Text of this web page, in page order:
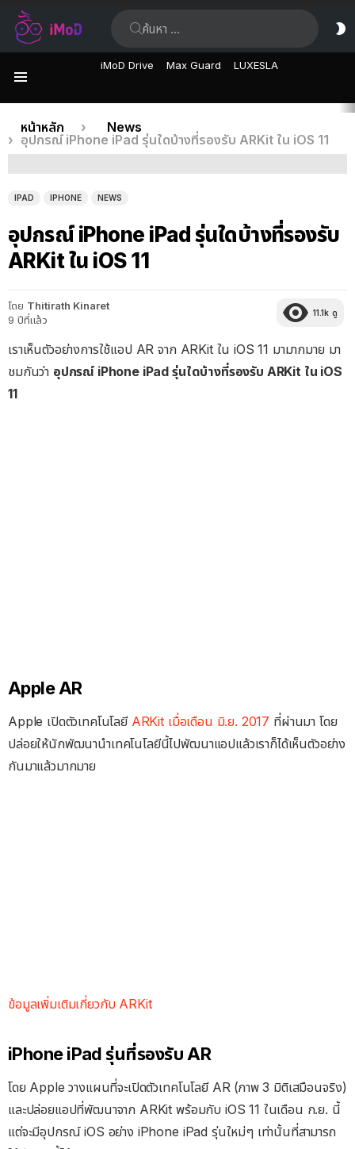
iMoD Drive Max Guard LUXESLA
เรื่อง
ล่าสุด
คุณอยู่ที่นี่:
หน้าหลัก
News
อุปกรณ์ iPhone iPad รุ่นใดบ้างที่รองรับ ARKit ใน iOS 11
IPAD IPHONE NEWS
อุปกรณ์ iPhone iPad รุ่นใดบ้างที่รองรับ
ARKit ใน iOS 11
โดย Thitirath Kinaret
9 ปีที่แล้ว
11.1k ดู
เราเห็นตัวอย่างการใช้แอป AR จาก ARKit ใน iOS 11 มามากมาย มา
ชมกันว่า อุปกรณ์ iPhone iPad รุ่นใดบ้างที่รองรับ ARKit ใน iOS
11
Apple AR
Apple เปิดตัวเทคโนโลยี ARKit เมื่อเดือน มิ.ย. 2017 ที่ผ่านมา โดย
ปล่อยให้นักพัฒนานำเทคโนโลยีนี้ไปพัฒนาแอปแล้วเราก็ได้เห็นตัวอย่าง
กันมาแล้วมากมาย
ข้อมูลเพิ่มเติมเกี่ยวกับ ARKit
iPhone iPad รุ่นที่รองรับ AR
โดย Apple วางแผนที่จะเปิดตัวเทคโนโลยี AR (ภาพ 3 มิติเสมือนจริง)
และปล่อยแอปที่พัฒนาจาก ARKit พร้อมกับ iOS 11 ในเดือน ก.ย. นี้
แต่จะมีอุปกรณ์ iOS อย่าง iPhone iPad รุ่นใหม่ๆ เท่านั้นที่สามารถ